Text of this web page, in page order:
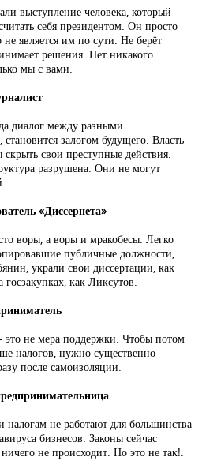
выступление человека, который
себя президентом. Он просто
является им по сути. Не берёт
решения. Нет никакого
мы с вами.
диалог между разными
залогом будущего. Власть
скрыть свои преступные действия.
разрушена. Они не могут
«Диссернета»
воры, а воры и мракобесы. Легко
публичные должности,
украли свои диссертации, как
как Ликсутов.
не мера поддержки. Чтобы потом
налогов, нужно существенно
после самоизоляции.
налогам не работают для большинства
бизнесов. Законы сейчас
не происходит. Но это не так!.